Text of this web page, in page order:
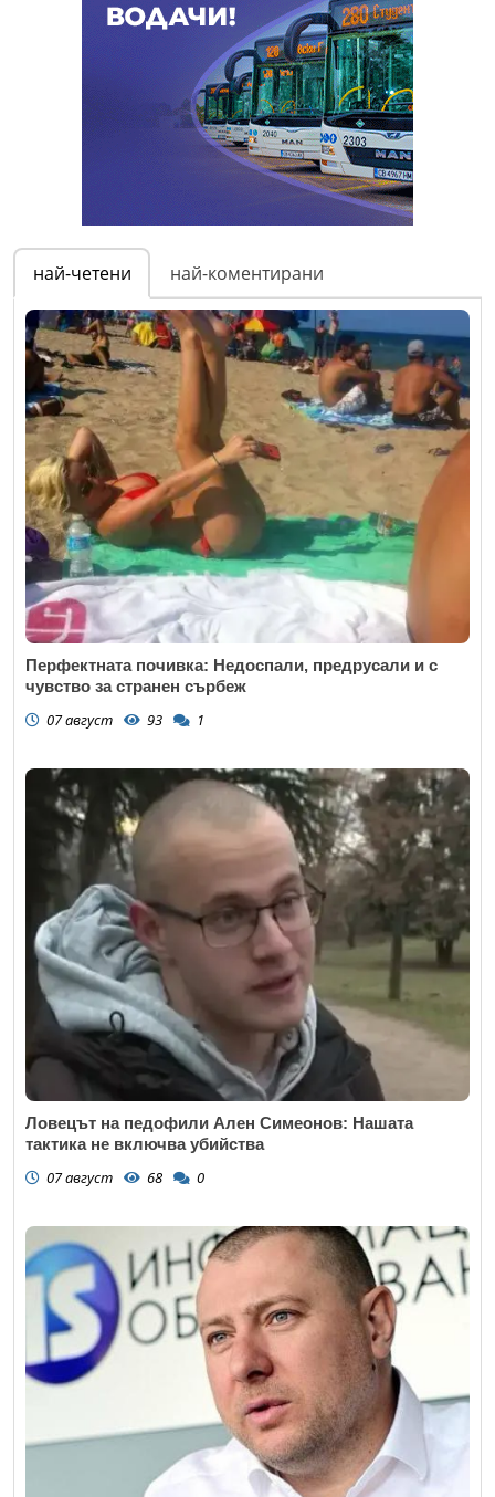
най-четени най-коментирани
Перфектната почивка: Недоспали, предрусали и с
чувство за странен сърбеж
07 август 93 1
Ловецът на педофили Ален Симеонов: Нашата
тактика не включва убийства
07 август 68 0